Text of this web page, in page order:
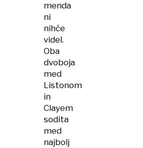
menda
ni
nihče
videl.
Oba
dvoboja
med
Listonom
in
Clayem
sodita
med
najbolj